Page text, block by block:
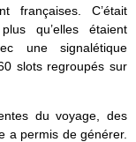
françaises. C’était
qu’elles étaient
une signalétique
slots regroupés sur
du voyage, des
a permis de générer.